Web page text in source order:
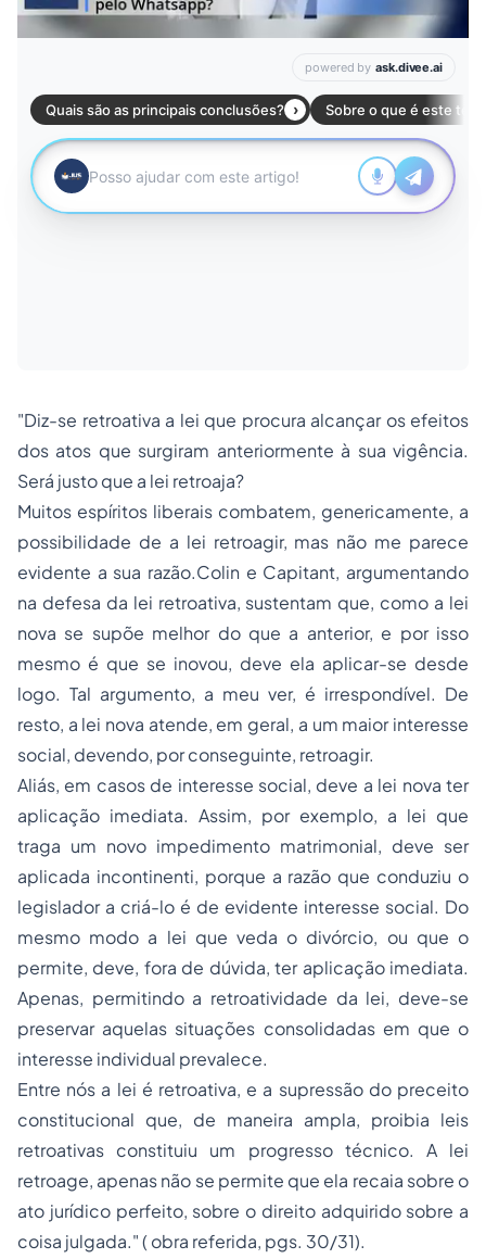
"Diz-se retroativa a lei que procura alcançar os efeitos
dos atos que surgiram anteriormente à sua vigência.
Será justo que a lei retroaja?
Muitos espíritos liberais combatem, genericamente, a
possibilidade de a lei retroagir, mas não me parece
evidente a sua razão.Colin e Capitant, argumentando
na defesa da lei retroativa, sustentam que, como a lei
nova se supõe melhor do que a anterior, e por isso
mesmo é que se inovou, deve ela aplicar-se desde
logo. Tal argumento, a meu ver, é irrespondível. De
resto, a lei nova atende, em geral, a um maior interesse
social, devendo, por conseguinte, retroagir.
Aliás, em casos de interesse social, deve a lei nova ter
aplicação imediata. Assim, por exemplo, a lei que
traga um novo impedimento matrimonial, deve ser
aplicada incontinenti, porque a razão que conduziu o
legislador a criá-lo é de evidente interesse social. Do
mesmo modo a lei que veda o divórcio, ou que o
permite, deve, fora de dúvida, ter aplicação imediata.
Apenas, permitindo a retroatividade da lei, deve-se
preservar aquelas situações consolidadas em que o
interesse individual prevalece.
Entre nós a lei é retroativa, e a supressão do preceito
constitucional que, de maneira ampla, proibia leis
retroativas constituiu um progresso técnico. A lei
retroage, apenas não se permite que ela recaia sobre o
ato jurídico perfeito, sobre o direito adquirido sobre a
coisa julgada." ( obra referida, pgs. 30/31).